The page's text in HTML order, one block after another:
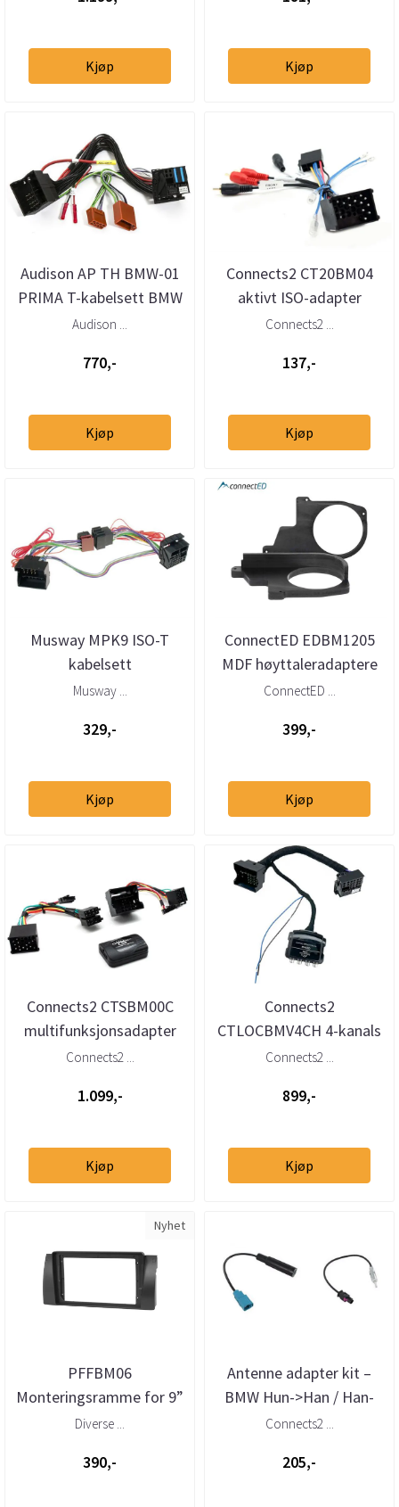
Kjøp Kjøp
Audison AP TH BMW-01
PRIMA T-kabelsett BMW
Mini (2001–>)
Audison ...
770,-
Kjøp
Connects2 CT20BM04
aktivt ISO-adapter
BMW/Mini m/Bavaria
Connects2 ...
137,-
Kjøp
Musway MPK9 ISO-T
kabelsett
BMW/Mini/Mercedes/VW/Porsche
Musway ...
329,-
Kjøp
ConnectED EDBM1205
MDF høyttaleradaptere
BMW 5-serie (E39) 1996–
ConnectED ...
399,-
Kjøp
Connects2 CTSBM00C
multifunksjonsadapter
BMW (1995–2005) med
Connects2 ...
1.099,-
Kjøp
Connects2
CTLOCBMV4CH 4-kanals
høy-til-lavnivåadapter
Connects2 ...
899,-
Kjøp
Nyhet
PFFBM06
Monteringsramme for 9”
multimedia spiller BMW
Diverse ...
390,-
Antenne adapter kit –
BMW Hun->Han / Han-
>Hun
Connects2 ...
205,-